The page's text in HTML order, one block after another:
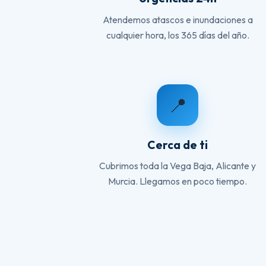
Atendemos atascos e inundaciones a
cualquier hora, los 365 días del año.
📍
Cerca de ti
Cubrimos toda la Vega Baja, Alicante y
Murcia. Llegamos en poco tiempo.